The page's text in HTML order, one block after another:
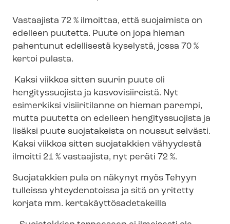
Vastaajista 72 % ilmoittaa, että suojaimista on
edelleen puutetta. Puute on jopa hieman
pahentunut edellisestä kyselystä, jossa 70 %
kertoi pulasta.
Kaksi viikkoa sitten suurin puute oli
hengityssuojista ja kasvovisiireistä. Nyt
esimerkiksi visiiritilanne on hieman parempi,
mutta puutetta on edelleen hengityssuojista ja
lisäksi puute suojatakeista on noussut selvästi.
Kaksi viikkoa sitten suojatakkien vähyydestä
ilmoitti 21 % vastaajista, nyt peräti 72 %.
Suojatakkien pula on näkynyt myös Tehyyn
tulleissa yhteydenotoissa ja sitä on yritetty
korjata mm. ker­ta­käyt­tö­sa­de­ta­keil­la